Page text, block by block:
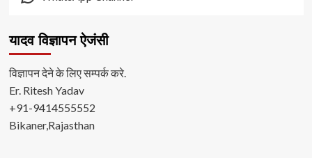
यादव विज्ञापन ऐजंसी
विज्ञापन देने के लिए सम्पर्क करे.
Er. Ritesh Yadav
+91-9414555552
Bikaner,Rajasthan